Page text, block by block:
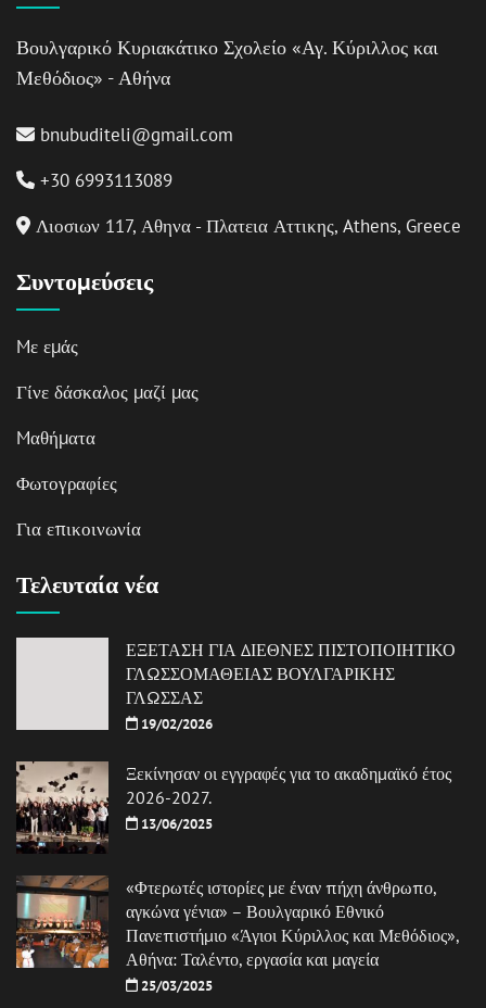
Βουλγαρικό Κυριακάτικο Σχολείο «Αγ. Κύριλλος και
Μεθόδιος» - Αθήνα
bnubuditeli@gmail.com
+30 6993113089
Λιοσιων 117, Αθηνα - Πλατεια Αττικης, Athens, Greece
Συντομεύσεις
Mε εμάς
Γίνε δάσκαλος μαζί μας
Mαθήματα
Φωτογραφίες
Για επικοινωνία
Τελευταία νέα
ΕΞΕΤΑΣΗ ΓΙΑ ΔΙΕΘΝΕΣ ΠΙΣΤΟΠΟΙΗΤΙΚΟ
ΓΛΩΣΣΟΜΑΘΕΙΑΣ ΒΟΥΛΓΑΡΙΚΗΣ
ΓΛΩΣΣΑΣ
19/02/2026
Ξεκίνησαν οι εγγραφές για το ακαδημαϊκό έτος
2026-2027.
13/06/2025
«Φτερωτές ιστορίες με έναν πήχη άνθρωπο,
αγκώνα γένια» – Βουλγαρικό Εθνικό
Πανεπιστήμιο «Άγιοι Κύριλλος και Μεθόδιος»,
Αθήνα: Ταλέντο, εργασία και μαγεία
25/03/2025